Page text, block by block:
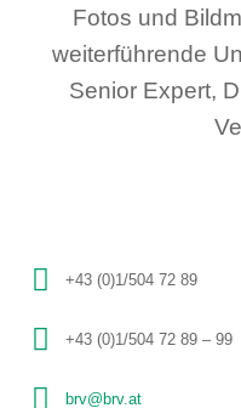
Fotos und
weiterführende
Senior Expert,
+43 (0)1/504 72 89
+43 (0)1/504 72 89 – 99
brv@brv.at